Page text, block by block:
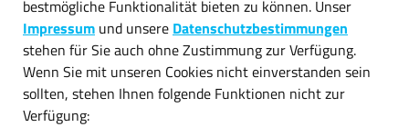
bestmögliche Funktionalität bieten zu können. Unser
Impressum und unsere Datenschutzbestimmungen
stehen für Sie auch ohne Zustimmung zur Verfügung.
Wenn Sie mit unseren Cookies nicht einverstanden sein
sollten, stehen Ihnen folgende Funktionen nicht zur
Verfügung: